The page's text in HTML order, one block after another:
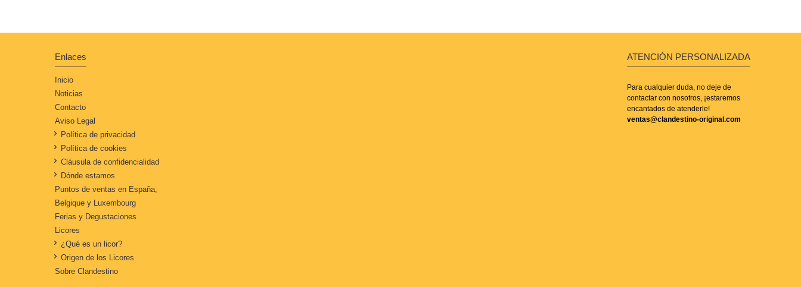
Enlaces
Inicio
Noticias
Contacto
Aviso Legal
Política de privacidad
Política de cookies
Cláusula de confidencialidad
Dónde estamos
Puntos de ventas en España,
Belgique y Luxembourg
Ferias y Degustaciones
Licores
¿Qué es un licor?
Origen de los Licores
Sobre Clandestino
ATENCIÓN PERSONALIZADA
Para cualquier duda, no deje de
contactar con nosotros, ¡estaremos
encantados de atenderle!
ventas@clandestino-original.com